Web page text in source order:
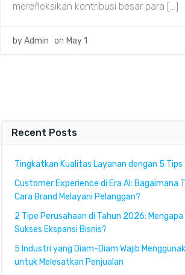
merefleksikan kontribusi besar para […]
by Admin on May 1
Recent Posts
Tingkatkan Kualitas Layanan dengan 5
Customer Experience di Era AI: Bagaimana
Cara Brand Melayani Pelanggan?
2 Tipe Perusahaan di Tahun 2026: Mengapa
Sukses Ekspansi Bisnis?
5 Industri yang Diam-Diam Wajib
untuk Melesatkan Penjualan